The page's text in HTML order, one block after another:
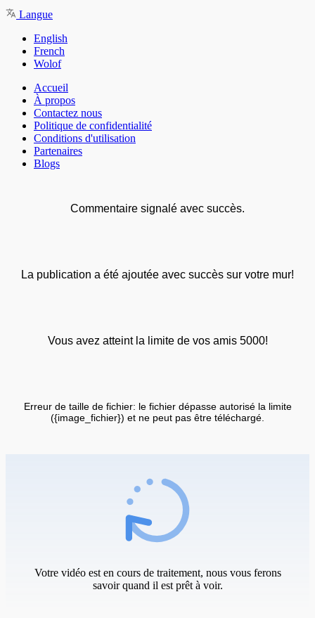
Langue
English
French
Wolof
Accueil
À propos
Contactez nous
Politique de confidentialité
Conditions d'utilisation
Partenaires
Blogs
Commentaire signalé avec succès.
La publication a été ajoutée avec succès sur votre mur!
Vous avez atteint la limite de vos amis 5000!
Erreur de taille de fichier: le fichier dépasse autorisé la limite
({image_fichier}) et ne peut pas être téléchargé.
Votre vidéo est en cours de traitement, nous vous ferons
savoir quand il est prêt à voir.